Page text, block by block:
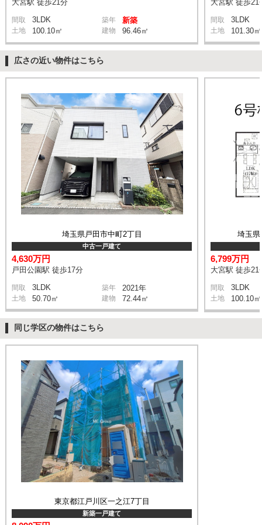
大宮駅 徒歩21分
間取 3LDK 築年 新築
土地 100.10㎡ 建物 96.46㎡
大宮駅 徒歩21
間取 3LDK
土地 101.30㎡
広さの近い物件はこちら
埼玉県戸田市中町2丁目
中古一戸建て
4,630万円
戸田公園駅 徒歩17分
間取 3LDK 築年 2021年
土地 50.70㎡ 建物 72.44㎡
埼玉県
6,799万円
大宮駅 徒歩21
間取 3LDK
土地 100.10㎡
同じ学区の物件はこちら
東京都江戸川区一之江7丁目
新築一戸建て